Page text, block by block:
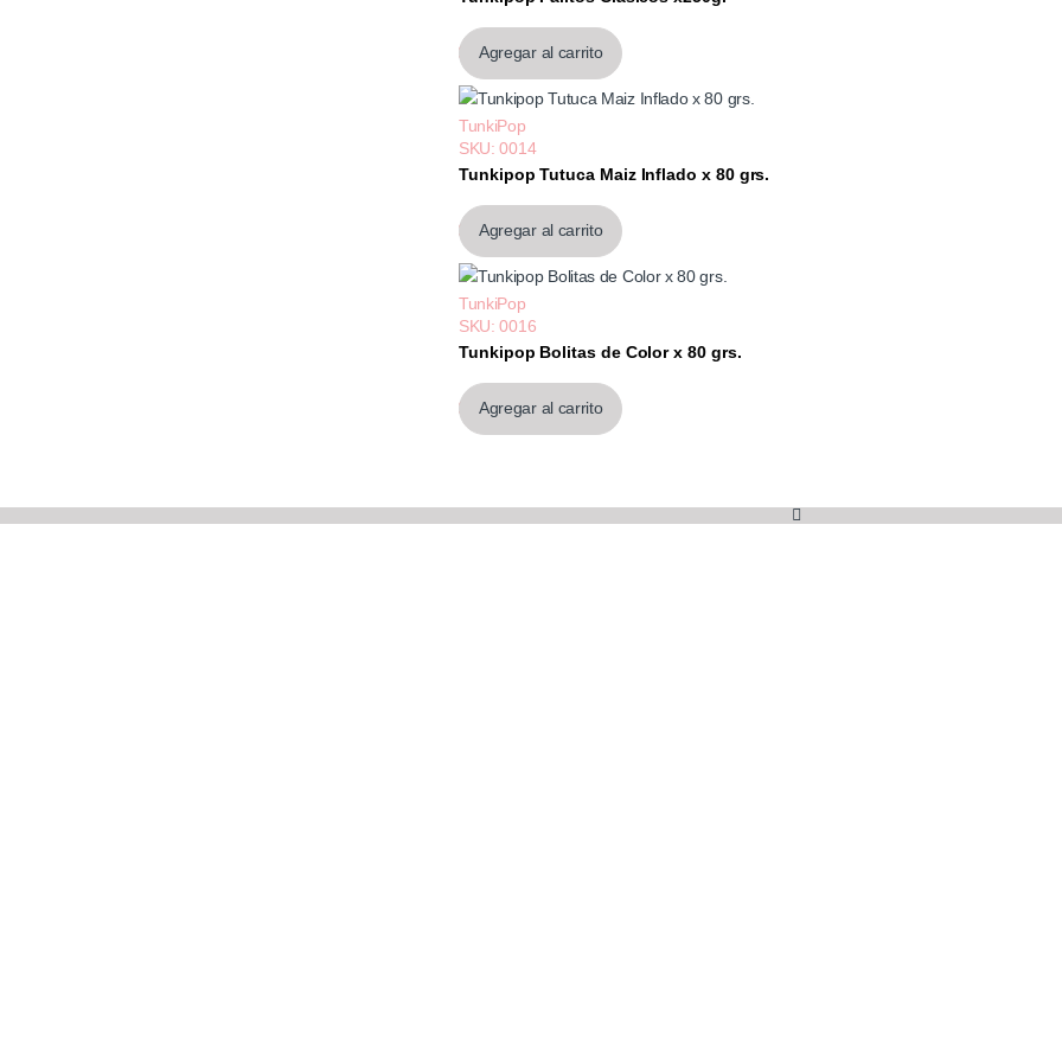
$1.534,55
Agregar al carrito
TunkiPop
SKU: 0014
Tunkipop Tutuca Maiz Inflado x 80 grs.
$631,64
Agregar al carrito
TunkiPop
SKU: 0016
Tunkipop Bolitas de Color x 80 grs.
$631,64
Agregar al carrito